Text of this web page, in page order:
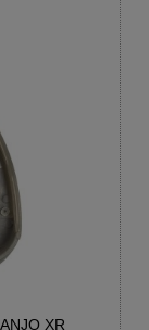
XR